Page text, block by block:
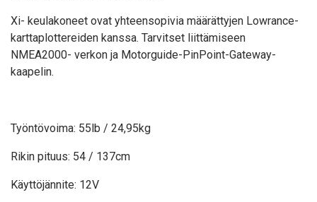
Xi- keulakoneet ovat yhteensopivia määrättyjen Lowrance-
karttaplottereiden kanssa. Tarvitset liittämiseen
NMEA2000- verkon ja Motorguide-PinPoint-Gateway-
kaapelin.
Työntövoima: 55lb / 24,95kg
Rikin pituus: 54 / 137cm
Käyttöjännite: 12V